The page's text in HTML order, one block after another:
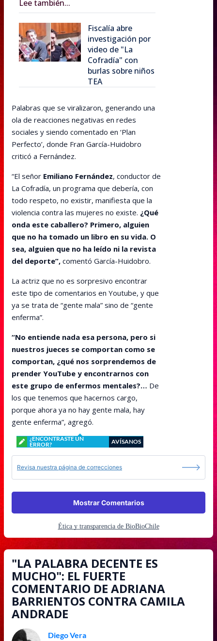
Lee también...
Fiscalía abre
investigación por
video de "La
Cofradía" con
burlas sobre niños
TEA
Palabras que se viralizaron, generando una
ola de reacciones negativas en redes
sociales y siendo comentado en ‘Plan
Perfecto’, donde Fran García-Huidobro
criticó a Fernández.
“El señor Emiliano Fernández, conductor de
La Cofradía, un programa que debería, con
todo respeto, no existir, manifiesta que la
violencia contra las mujeres no existe. ¿Qué
onda este caballero? Primero, alguien
que no ha tomado un libro en su vida. O
sea, alguien que no ha leído ni la revista
del deporte”, comentó García-Huidobro.
La actriz que no es sorpresivo encontrar
este tipo de comentarios en Youtube, y que
ya se trata de “gente mala” sino de “gente
enferma”.
“No entiende nada esa persona, pero si
nuestros jueces se comportan como se
comportan, ¿qué nos sorprendemos de
prender YouTube y encontrarnos con
este grupo de enfermos mentales?… De
los que tenemos que hacernos cargo,
porque ahora ya no hay gente mala, hay
gente enferma”, agregó.
¿ENCONTRASTE UN
ERROR?
AVÍSANOS
Revisa nuestra página de correcciones
Mostrar Comentarios
Ética y transparencia de BioBioChile
"LA PALABRA DECENTE ES
MUCHO": EL FUERTE
COMENTARIO DE ADRIANA
BARRIENTOS CONTRA CAMILA
ANDRADE
Diego Vera